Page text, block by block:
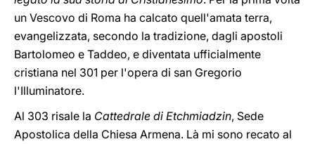
un Vescovo di Roma ha calcato quell'amata terra,
evangelizzata, secondo la tradizione, dagli apostoli
Bartolomeo e Taddeo, e diventata ufficialmente
cristiana nel 301 per l'opera di san Gregorio
l'Illuminatore.
Al 303 risale la Cattedrale di Etchmiadzin, Sede
Apostolica della Chiesa Armena. Là mi sono recato al